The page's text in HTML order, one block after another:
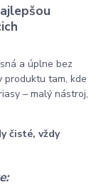
a úplne bez
produktu tam, kde
– malý nástroj,
čisté, vždy